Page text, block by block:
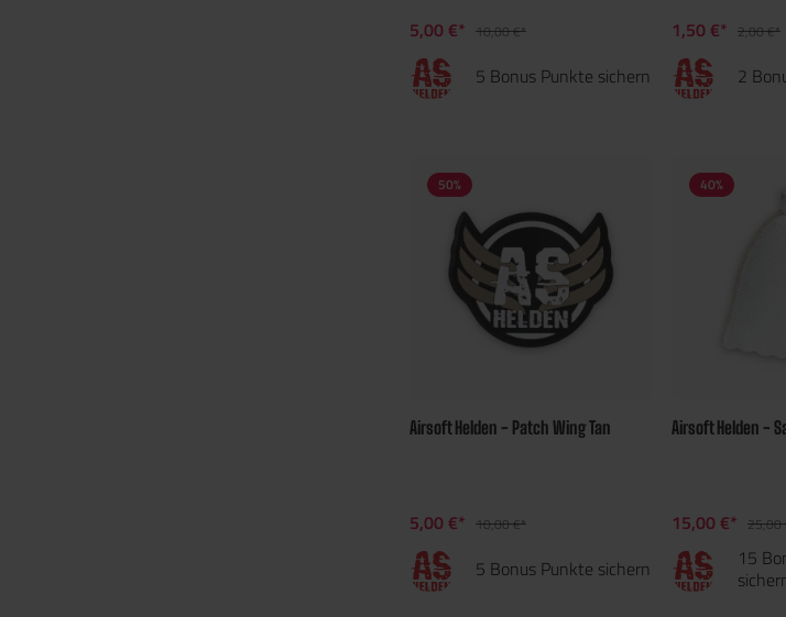
5,00 €* 10,00 €*
5 Bonus Punkte sichern
1,50 €* 2,00 €*
2
50%
Airsoft Helden - Patch Wing Tan
5,00 €* 10,00 €*
5 Bonus Punkte sichern
40%
Airsoft Helden -
15,00 €* 25,00
15